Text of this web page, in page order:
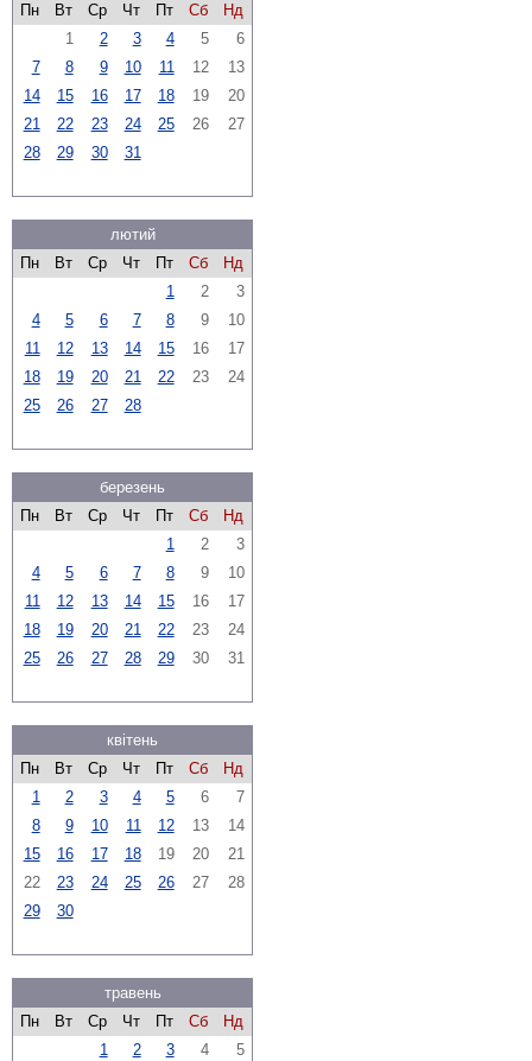
Пн
Вт Ср Чт Пт Сб
Нд
1
2 3 4 5
6
7
8 9 10 11 12
13
14
15 16 17 18 19
20
21
22 23 24 25 26
27
28
29 30 31
лютий
Пн
Вт Ср Чт Пт Сб
Нд
1
2
3
4
5 6 7 8 9
10
11
12 13 14 15 16
17
18
19 20 21 22 23
24
25
26 27 28
березень
Пн
Вт Ср Чт Пт Сб
Нд
1
2
3
4
5 6 7 8 9
10
11
12 13 14 15 16
17
18
19 20 21 22 23
24
25
26 27 28 29 30 31
квітень
Пн
Вт Ср Чт Пт Сб
Нд
1
2 3 4 5 6
7
8
9 10 11 12 13
14
15
16 17 18 19 20
21
22
23 24 25 26 27
28
29
30
травень
Пн
Вт Ср Чт Пт Сб
Нд
1
2 3 4
5